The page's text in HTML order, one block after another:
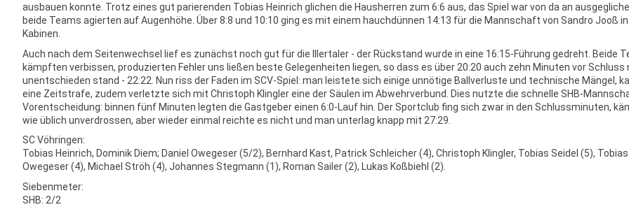
ausbauen konnte. Trotz eines gut parierenden Tobias Heinrich glichen die Hausherren zum 6:6 aus, das Spiel war von da an
beide Teams agierten auf Augenhöhe. Über 8:8 und 10:10 ging es mit einem hauchdünnen 14:13 für die Mannschaft von Sandro Jooß in
Kabinen.
Auch nach dem Seitenwechsel lief es zunächst noch gut für die Illertaler - der Rückstand wurde in eine 16:15-Führung gedreht. Beide
kämpften verbissen, produzierten Fehler uns ließen beste Gelegenheiten liegen, so dass es über 20:20 auch zehn Minuten vor Schluss
unentschieden stand - 22:22. Nun riss der Faden im SCV-Spiel: man leistete sich einige unnötige Ballverluste und technische Mängel,
eine Zeitstrafe, zudem verletzte sich mit Christoph Klingler eine der Säulen im Abwehrverbund. Dies nutzte die schnelle SHB-
Vorentscheidung: binnen fünf Minuten legten die Gastgeber einen 6:0-Lauf hin. Der Sportclub fing sich zwar in den Schlussminuten,
wie üblich unverdrossen, aber wieder einmal reichte es nicht und man unterlag knapp mit 27:29.
SC Vöhringen:
Tobias Heinrich, Dominik Diem; Daniel Owegeser (5/2), Bernhard Kast, Patrick Schleicher (4), Christoph Klingler, Tobias Seidel (5), Tobias
Owegeser (4), Michael Ströh (4), Johannes Stegmann (1), Roman Sailer (2), Lukas Koßbiehl (2).
Siebenmeter:
SHB: 2/2